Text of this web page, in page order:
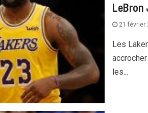
LeBron
21 février
Les
les...